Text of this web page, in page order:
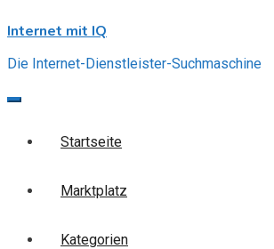
to
Internet mit IQ
Die Internet-Dienstleister-Suchmaschine
Startseite
Marktplatz
Kategorien